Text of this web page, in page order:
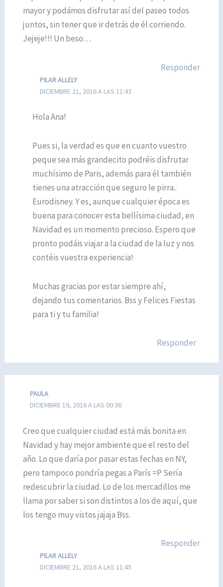
mayor y podámos disfrutar así del paseo todos
juntos, sin tener que ir detrás de él corriendo.
Jejeje!!! Un beso…
Responder
PILAR ALLELY
DICIEMBRE 21, 2016 A LAS 11:43
Hola Ana!
Pues si, la verdad es que en cuanto vuestro
peque sea más grandecito podréis disfrutar
muchísimo de Paris, además para él también
tienes una atracción que seguro le pirra..
Eurodisney. Y es, aunque cualquier época es
buena para conocer esta bellísima ciudad, en
Navidad es un momento precioso. Espero que
pronto podáis viajar a la ciudad de la luz y nos
contéis vuestra experiencia!
Muchas gracias por estar siempre ahí,
dejando tus comentarios. Bss y Felices Fiestas
para ti y tu familia!
Responder
PAULA
DICIEMBRE 19, 2016 A LAS 00:36
Creo que cualquier ciudad está más bonita en
Navidad y hay mejor ambiente que el resto del
año. Lo que daría por pasar estas fechas en NY,
pero tampoco pondría pegas a París =P Sería
redescubrir la ciudad. Lo de los mercadillos me
llama por saber si son distintos a los de aquí, que
los tengo muy vistos jajaja Bss.
Responder
PILAR ALLELY
DICIEMBRE 21, 2016 A LAS 11:45